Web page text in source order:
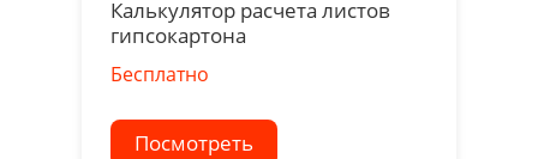
Калькулятор расчета листов
гипсокартона
Бесплатно
Посмотреть